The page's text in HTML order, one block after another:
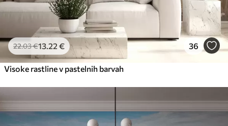
22.03€13 .22 € 36
Visoke rastline v pastelnih barvah